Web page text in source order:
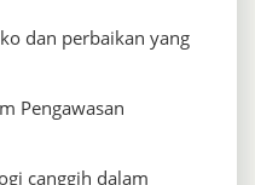
dan perbaikan yang
Pengawasan
canggih dalam